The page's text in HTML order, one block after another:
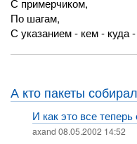
С примерчиком,
По шагам,
С указанием - кем - куда
А кто пакеты
И как это все
axand 08.05.2002 14:52